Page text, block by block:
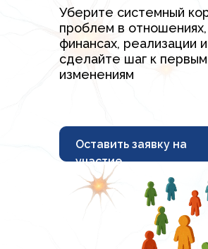
Уберите системный
проблем в отношениях,
финансах, реализации и
сделайте шаг к первым
изменениям
Оставить заявку на
участие